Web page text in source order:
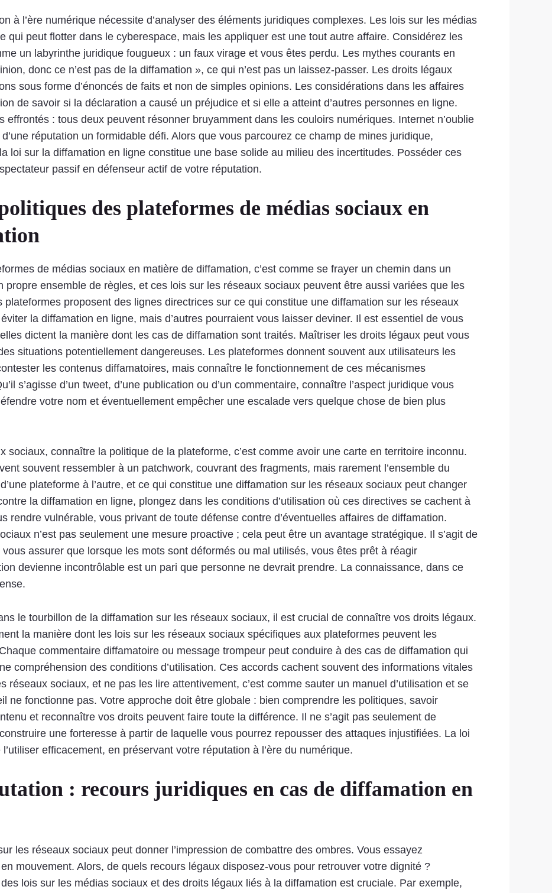
à l’ère numérique nécessite d’analyser des éléments juridiques complexes. Les lois sur les médias
qui peut flotter dans le cyberespace, mais les appliquer est une tout autre affaire. Considérez les
un labyrinthe juridique fougueux : un faux virage et vous êtes perdu. Les mythes courants en
donc ce n’est pas de la diffamation », ce qui n’est pas un laissez-passer. Les droits légaux
sous forme d’énoncés de faits et non de simples opinions. Les considérations dans les affaires
de savoir si la déclaration a causé un préjudice et si elle a atteint d’autres personnes en ligne.
effrontés : tous deux peuvent résonner bruyamment dans les couloirs numériques. Internet n’oublie
réputation un formidable défi. Alors que vous parcourez ce champ de mines juridique,
loi sur la diffamation en ligne constitue une base solide au milieu des incertitudes. Posséder ces
passif en défenseur actif de votre réputation.
des plateformes de médias sociaux en
de médias sociaux en matière de diffamation, c’est comme se frayer un chemin dans un
propre ensemble de règles, et ces lois sur les réseaux sociaux peuvent être aussi variées que les
proposent des lignes directrices sur ce qui constitue une diffamation sur les réseaux
la diffamation en ligne, mais d’autres pourraient vous laisser deviner. Il est essentiel de vous
dictent la manière dont les cas de diffamation sont traités. Maîtriser les droits légaux peut vous
situations potentiellement dangereuses. Les plateformes donnent souvent aux utilisateurs les
les contenus diffamatoires, mais connaître le fonctionnement de ces mécanismes
s’agisse d’un tweet, d’une publication ou d’un commentaire, connaître l’aspect juridique vous
votre nom et éventuellement empêcher une escalade vers quelque chose de bien plus
sociaux, connaître la politique de la plateforme, c’est comme avoir une carte en territoire inconnu.
souvent ressembler à un patchwork, couvrant des fragments, mais rarement l’ensemble du
plateforme à l’autre, et ce qui constitue une diffamation sur les réseaux sociaux peut changer
la diffamation en ligne, plongez dans les conditions d’utilisation où ces directives se cachent à
rendre vulnérable, vous privant de toute défense contre d’éventuelles affaires de diffamation.
n’est pas seulement une mesure proactive ; cela peut être un avantage stratégique. Il s’agit de
assurer que lorsque les mots sont déformés ou mal utilisés, vous êtes prêt à réagir
devienne incontrôlable est un pari que personne ne devrait prendre. La connaissance, dans ce
le tourbillon de la diffamation sur les réseaux sociaux, il est crucial de connaître vos droits légaux.
la manière dont les lois sur les réseaux sociaux spécifiques aux plateformes peuvent les
commentaire diffamatoire ou message trompeur peut conduire à des cas de diffamation qui
compréhension des conditions d’utilisation. Ces accords cachent souvent des informations vitales
réseaux sociaux, et ne pas les lire attentivement, c’est comme sauter un manuel d’utilisation et se
ne fonctionne pas. Votre approche doit être globale : bien comprendre les politiques, savoir
et reconnaître vos droits peuvent faire toute la différence. Il ne s’agit pas seulement de
une forteresse à partir de laquelle vous pourrez repousser des attaques injustifiées. La loi
efficacement, en préservant votre réputation à l’ère du numérique.
: recours juridiques en cas de diffamation en
les réseaux sociaux peut donner l’impression de combattre des ombres. Vous essayez
mouvement. Alors, de quels recours légaux disposez-vous pour retrouver votre dignité ?
lois sur les médias sociaux et des droits légaux liés à la diffamation est cruciale. Par exemple,